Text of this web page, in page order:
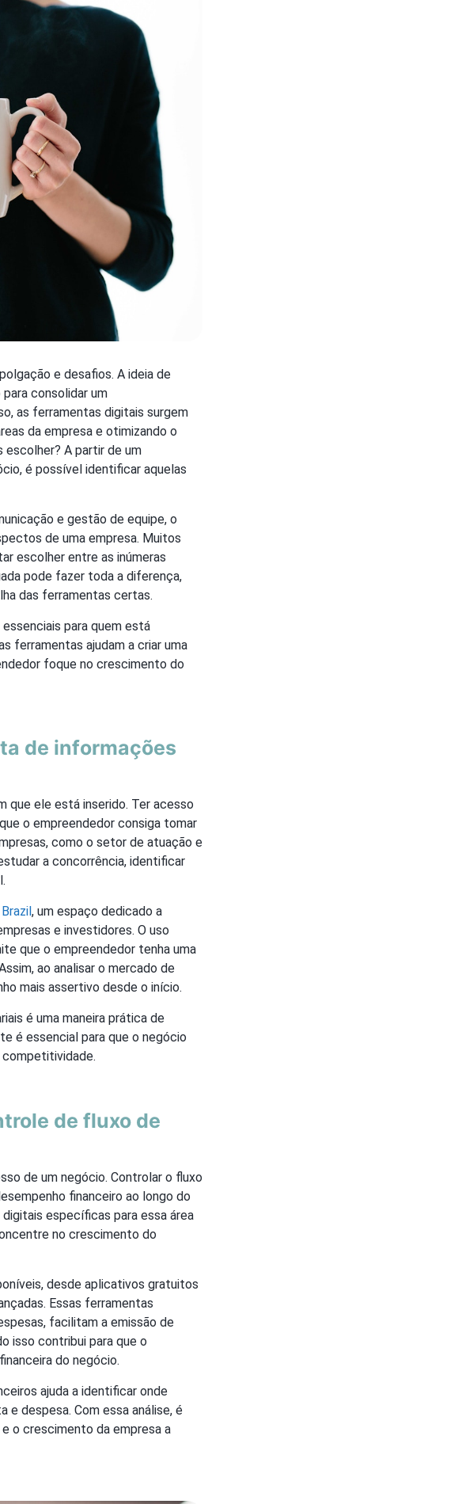
e desafios. A ideia de
consolidar um
as ferramentas digitais surgem
da empresa e otimizando o
A partir de um
é possível identificar aquelas
e gestão de equipe, o
de uma empresa. Muitos
escolher entre as inúmeras
pode fazer toda a diferença,
das ferramentas certas.
para quem está
ferramentas ajudam a criar uma
foque no crescimento do
de informações
que ele está inserido. Ter acesso
o empreendedor consiga tomar
como o setor de atuação e
a concorrência, identificar
, um espaço dedicado a
e investidores. O uso
que o empreendedor tenha uma
ao analisar o mercado de
mais assertivo desde o início.
é uma maneira prática de
é essencial para que o negócio
competitividade.
de fluxo de
de um negócio. Controlar o fluxo
financeiro ao longo do
específicas para essa área
no crescimento do
desde aplicativos gratuitos
Essas ferramentas
facilitam a emissão de
isso contribui para que o
do negócio.
ajuda a identificar onde
despesa. Com essa análise, é
o crescimento da empresa a